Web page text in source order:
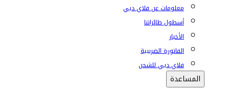
معلومات عن فلاي دبي
أسطول طائراتنا
الأخبار
الفاتورة الضريبية
فلاي دبي للشحن
المساعدة